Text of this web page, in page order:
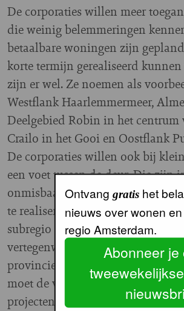
De corporaties willen meer
die weinig belemmeringen
betaalbare woningen zijn
korte termijn gerealiseerd
zijn er wel. Ze noemen als
Westflank Haarlemmermeer,
Deelgebied Robin in het centrum
Crailo in het Gooi en Oostflank
De corporaties willen ook bij
een voet tussen de deur. Die zijn
onmisbaar om voldoende
te realiseren. Ze zijn er
subregio een samenwerkingstafel
vertegenwoordigers van markt,
provincie en het ministerie van
moet de vorderingen van de
projecten bewaken.
Ontvang gratishet
nieuws over wonen
regio Amsterdam.
Abonneer je